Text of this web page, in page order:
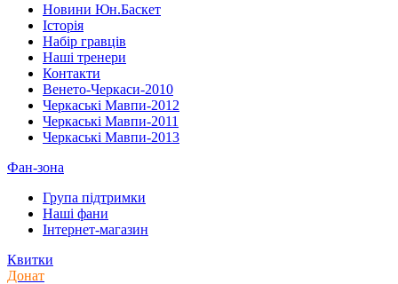
Новини Юн.Баскет
Історія
Набір гравців
Наші тренери
Контакти
Венето-Черкаси-2010
Черкаські Мавпи-2012
Черкаські Мавпи-2011
Черкаські Мавпи-2013
Фан-зона
Група підтримки
Наші фани
Інтернет-магазин
Квитки
Донат